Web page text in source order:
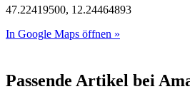
47.22419500, 12.24464893
In Google Maps öffnen »
Passende Artikel bei